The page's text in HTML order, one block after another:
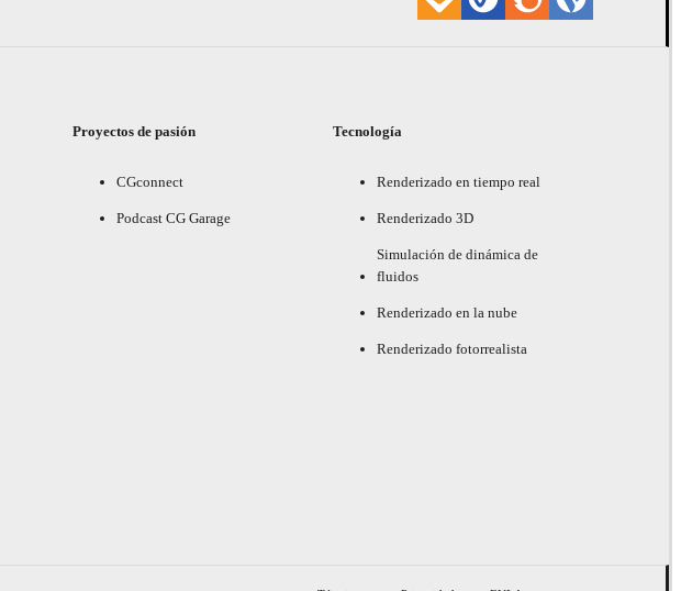
Proyectos de pasión
CGconnect
Podcast CG Garage
Tecnología
Renderizado en tiempo real
Renderizado 3D
Simulación de dinámica de
fluidos
Renderizado en la nube
Renderizado fotorrealista